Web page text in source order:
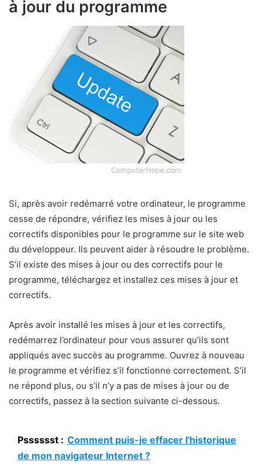
à jour du programme
Si, après avoir redémarré votre ordinateur, le programme
cesse de répondre, vérifiez les mises à jour ou les
correctifs disponibles pour le programme sur le site web
du développeur. Ils peuvent aider à résoudre le problème.
S’il existe des mises à jour ou des correctifs pour le
programme, téléchargez et installez ces mises à jour et
correctifs.
Après avoir installé les mises à jour et les correctifs,
redémarrez l’ordinateur pour vous assurer qu’ils sont
appliqués avec succès au programme. Ouvrez à nouveau
le programme et vérifiez s’il fonctionne correctement. S’il
ne répond plus, ou s’il n’y a pas de mises à jour ou de
correctifs, passez à la section suivante ci-dessous.
Psssssst : Comment puis-je effacer l'historique
de mon navigateur Internet ?